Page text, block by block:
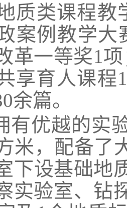
质类课程教
案例教学大
革一等奖1
享育人课程1
余篇。
有优越的实
米，配备了
下设基础地
实验室、钻